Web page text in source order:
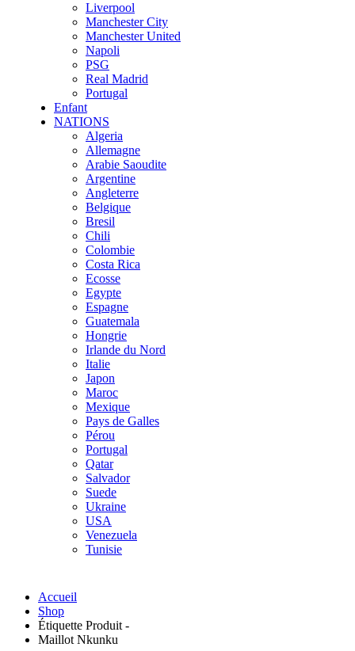
Liverpool
Manchester City
Manchester United
Napoli
PSG
Real Madrid
Portugal
Enfant
NATIONS
Algeria
Allemagne
Arabie Saoudite
Argentine
Angleterre
Belgique
Bresil
Chili
Colombie
Costa Rica
Ecosse
Egypte
Espagne
Guatemala
Hongrie
Irlande du Nord
Italie
Japon
Maroc
Mexique
Pays de Galles
Pérou
Portugal
Qatar
Salvador
Suede
Ukraine
USA
Venezuela
Tunisie
Accueil
Shop
Étiquette Produit -
Maillot Nkunku